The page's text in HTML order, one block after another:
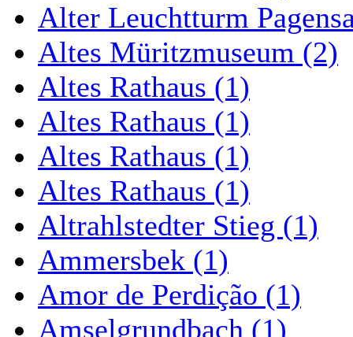
Alter Leuchtturm
Altes Müritzmuseum (2)
Altes Rathaus (1)
Altes Rathaus (1)
Altes Rathaus (1)
Altes Rathaus (1)
Altrahlstedter Stieg (1)
Ammersbek (1)
Amor de Perdição (1)
Amselgrundbach (1)